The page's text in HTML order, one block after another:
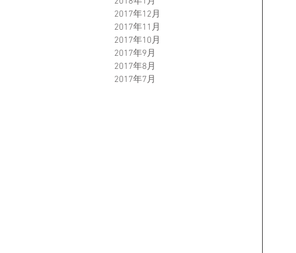
2017年12月
2017年11月
2017年10月
2017年9月
2017年8月
2017年7月